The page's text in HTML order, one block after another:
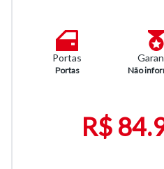
Portas
Portas Não
R$